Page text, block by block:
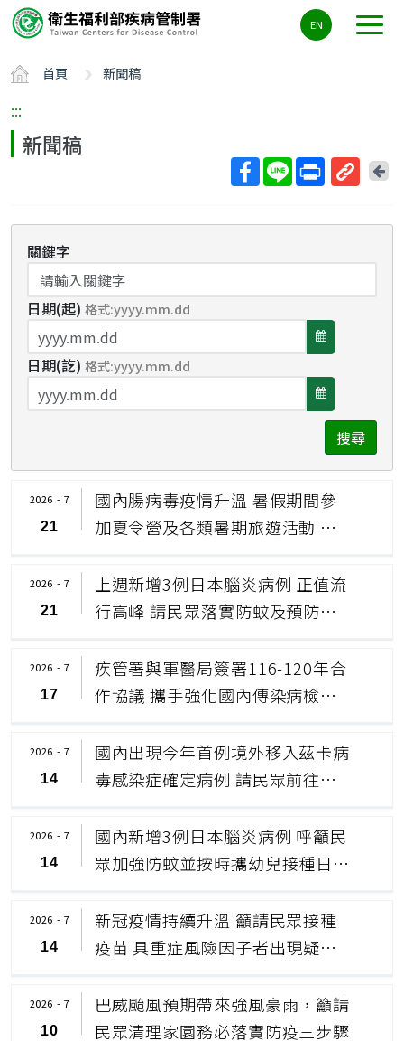
要
容
ALT+C
EN
首頁 新聞稿
:::
新聞稿
網
回
關鍵字
日期(起) 格式:yyyy.mm.dd
選
日
期
按
日期(訖) 格式:yyyy.mm.dd
選
擇
日
按
搜尋
2026 - 7
21
國內腸病毒疫情升溫 暑假期間參
加夏令營及各類暑期旅遊活動 應
留意孩童健康情形
2026 - 7
21
上週新增3例日本腦炎病例 正值流
行高峰 請民眾落實防蚊及預防接
2026 - 7
17
疾管署與軍醫局簽署116-120年合
作協議 攜手強化國內傳染病檢驗
2026 - 7
14
國內出現今年首例境外移入茲卡病
毒感染症確定病例 請民眾前往流
2026 - 7
14
國內新增3例日本腦炎病例 呼籲民
眾加強防蚊並按時攜幼兒接種日本
2026 - 7
14
新冠疫情持續升溫 籲請民眾接種
疫苗 具重症風險因子者出現疑似
2026 - 7
10
巴威颱風預期帶來強風豪雨，籲請
民眾清理家園務必落實防疫三步驟